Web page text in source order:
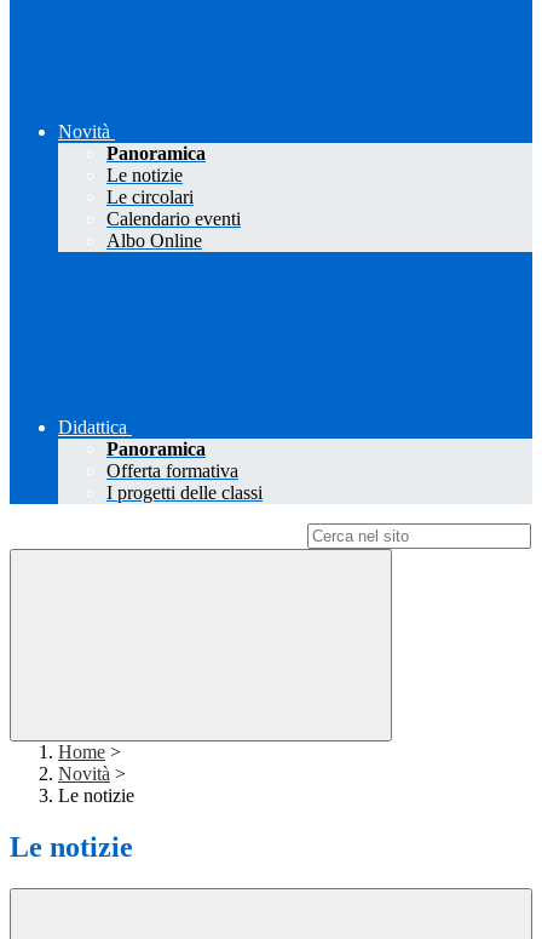
Novità
Panoramica
Le notizie
Le circolari
Calendario eventi
Albo Online
Didattica
Panoramica
Offerta formativa
I progetti delle classi
Home >
Novità >
Le notizie
Le notizie